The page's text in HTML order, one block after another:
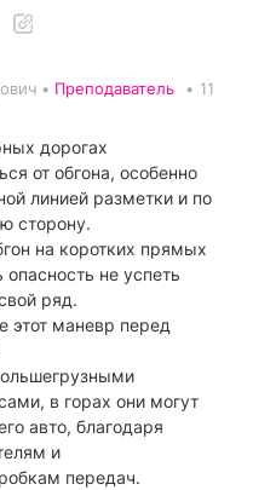
• Преподаватель • 11
дорогах
от обгона, особенно
линией разметки и по
сторону.
на коротких прямых
опасность не успеть
ряд.
этот маневр перед
в горах они могут
авто, благодаря
и
передач.